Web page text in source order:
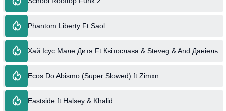
Phantom Liberty Ft Saol
Хай Ісус Мале Дитя Ft Квітослава & Steveg & And Даніель
Ecos Do Abismo (Super Slowed) ft Zimxn
Eastside ft Halsey & Khalid